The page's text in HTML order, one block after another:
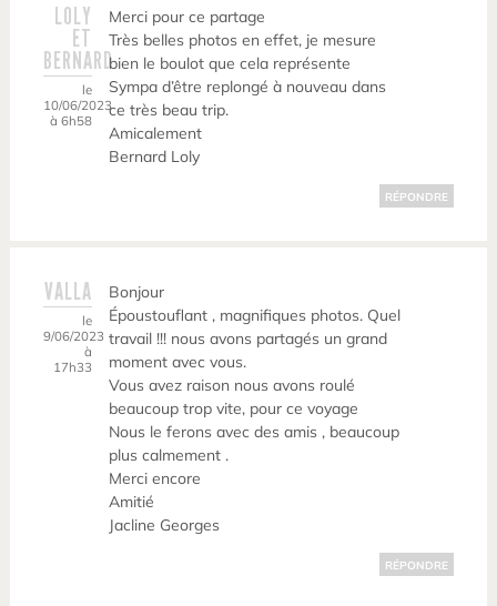
LOLY
ET
BERNARD
le
10/06/2023
à 6h58
Merci pour ce partage
Très belles photos en effet, je mesure
bien le boulot que cela représente
Sympa d’être replongé à nouveau dans
ce très beau trip.
Amicalement
Bernard Loly
RÉPONDRE
VALLA
le
9/06/2023
à
17h33
Bonjour
Époustouflant , magnifiques photos. Quel
travail !!! nous avons partagés un grand
moment avec vous.
Vous avez raison nous avons roulé
beaucoup trop vite, pour ce voyage
Nous le ferons avec des amis , beaucoup
plus calmement .
Merci encore
Amitié
Jacline Georges
RÉPONDRE